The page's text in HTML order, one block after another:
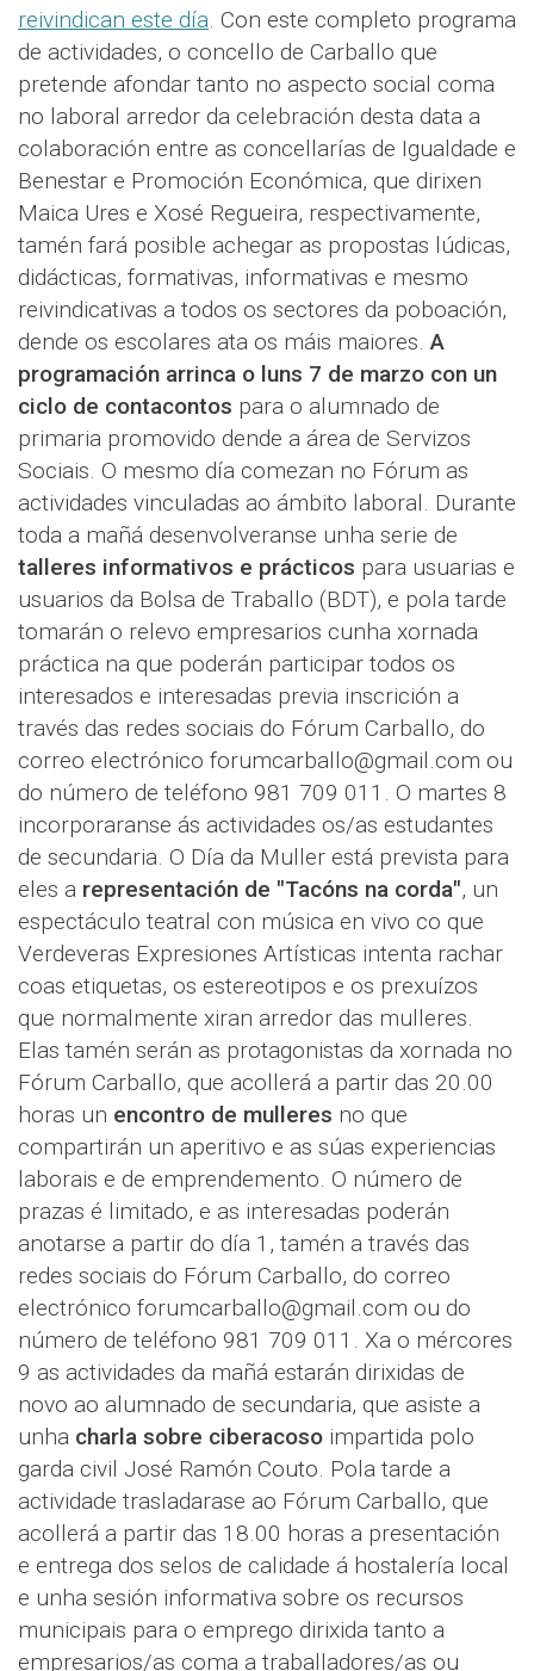
reivindican este día. Con este completo programa
de actividades, o concello de Carballo que
pretende afondar tanto no aspecto social coma
no laboral arredor da celebración desta data a
colaboración entre as concellarías de Igualdade e
Benestar e Promoción Económica, que dirixen
Maica Ures e Xosé Regueira, respectivamente,
tamén fará posible achegar as propostas lúdicas,
didácticas, formativas, informativas e mesmo
reivindicativas a todos os sectores da poboación,
dende os escolares ata os máis maiores.A
programación arrinca o luns 7 de marzo con un
ciclo de contacontos para o alumnado de
primaria promovido dende a área de Servizos
Sociais. O mesmo día comezan no Fórum as
actividades vinculadas ao ámbito laboral. Durante
toda a mañá desenvolveranse unha serie de
talleres informativos e prácticos para usuarias e
usuarios da Bolsa de Traballo (BDT), e pola tarde
tomarán o relevo empresarios cunha xornada
práctica na que poderán participar todos os
interesados e interesadas previa inscrición a
través das redes sociais do Fórum Carballo, do
correo electrónico forumcarballo@gmail.com ou
do número de teléfono 981 709 011. O martes 8
incorporaranse ás actividades os/as estudantes
de secundaria. O Día da Muller está prevista para
eles a representación de "Tacóns na corda", un
espectáculo teatral con música en vivo co que
Verdeveras Expresiones Artísticas intenta rachar
coas etiquetas, os estereotipos e os prexuízos
que normalmente xiran arredor das mulleres.
Elas tamén serán as protagonistas da xornada no
Fórum Carballo, que acollerá a partir das 20.00
horas un encontro de mulleres no que
compartirán un aperitivo e as súas experiencias
laborais e de emprendemento. O número de
prazas é limitado, e as interesadas poderán
anotarse a partir do día 1, tamén a través das
redes sociais do Fórum Carballo, do correo
electrónico forumcarballo@gmail.com ou do
número de teléfono 981 709 011. Xa o mércores
9 as actividades da mañá estarán dirixidas de
novo ao alumnado de secundaria, que asiste a
unha charla sobre ciberacoso impartida polo
garda civil José Ramón Couto. Pola tarde a
actividade trasladarase ao Fórum Carballo, que
acollerá a partir das 18.00 horas a presentación
e entrega dos selos de calidade á hostalería local
e unha sesión informativa sobre os recursos
municipais para o emprego dirixida tanto a
empresarios/as coma a traballadores/as ou